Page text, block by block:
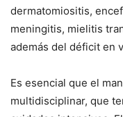
dermatomiositis,
meningitis, mielitis
además del déficit en
Es esencial que el
multidisciplinar, que